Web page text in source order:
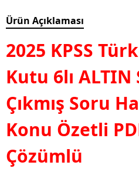
Ürün Açıklaması
2025 KPSS
Kutu 6lı ALTIN
Çıkmış Soru
Konu Özetli
Çözümlü